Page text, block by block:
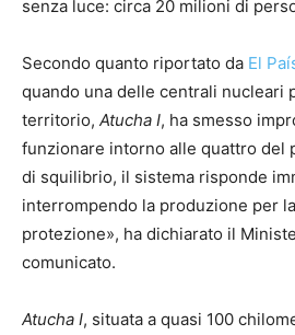
senza luce: circa 20 milioni di
Secondo quanto riportato da El
quando una delle centrali nucleari
territorio, Atucha I, ha smesso
funzionare intorno alle quattro del
di squilibrio, il sistema risponde
interrompendo la produzione per
protezione», ha dichiarato il
comunicato.
Atucha I, situata a quasi 100